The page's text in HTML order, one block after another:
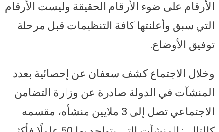
الأرقام على ضوء الأرقام الحقيقة وليست الأرقام
التي سبق وأعلنتها كافة التنظيمات قبل مرحلة
توفيق الأوضاع.
وخلال الاجتماع كشف سعفان عن إحصائية بعدد
المنشآت في الدولة صادرة عن وزارة التضامن
الاجتماعي تصل إلى 3 ملايين منشأة، مقسمة